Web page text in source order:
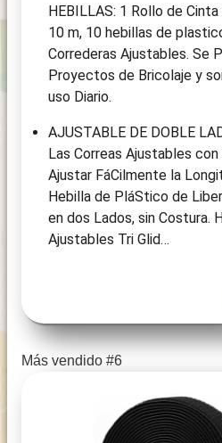
HEBILLAS: 1 Rollo de
10 m, 10 hebillas de
Correderas Ajustables. Se
Proyectos de Bricolaje y
uso Diario.
AJUSTABLE DE DOBLE
Las Correas Ajustables
Ajustar FáCilmente la
Hebilla de PláStico de
en dos Lados, sin Costura.
Ajustables Tri Glid…
Más vendido #6